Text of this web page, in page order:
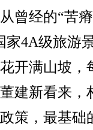
曾经的“苦
家4A级旅游
开满山坡，
建新看来，
策，最基础